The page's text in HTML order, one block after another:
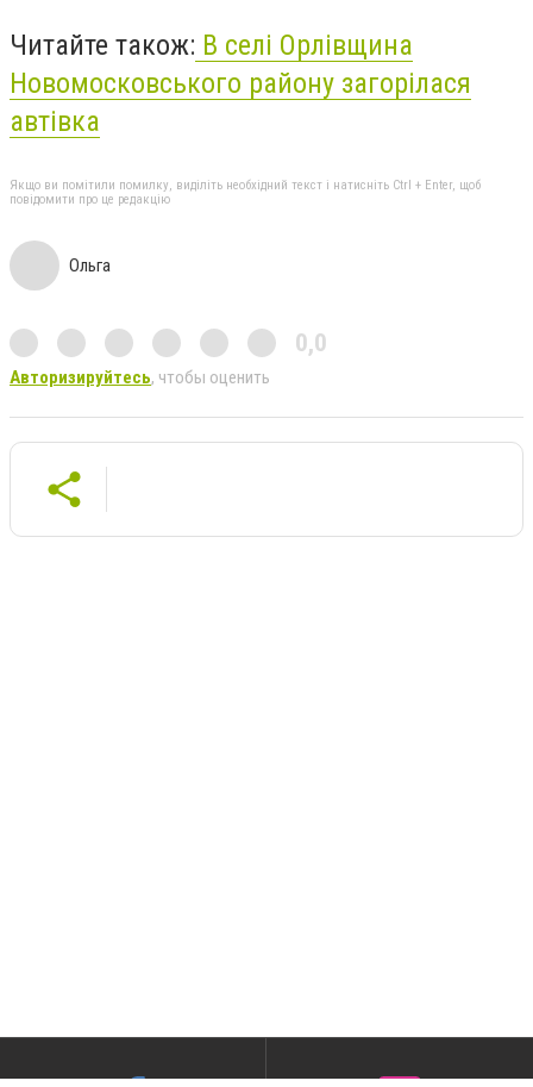
Читайте також: В селі Орлівщина
Новомосковського району загорілася
автівка
Якщо ви помітили помилку, виділіть необхідний текст і натисніть Ctrl + Enter, щоб
повідомити про це редакцію
Ольга
0,0
Авторизируйтесь, чтобы оценить